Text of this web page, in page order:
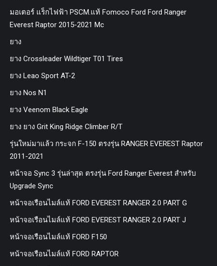
มอเตอร์ แร็กไฟฟ้า PSCM.แท้ Fomoco Ford Ford Ranger
Everest Raptor 2015-2021 Mc
ยาง
ยาง Crossleader Wildtiger T01 Tires
ยาง Leao Sport AT-2
ยาง Nos N1
ยาง Veenom Black Eagle
ยาง ยาง Grit King Ridge Climber R/T
รุ่นใหม่มาแล้ว กระจก F-150 ตรงรุ่น RANGER EVEREST Raptor
2011-2021
หน้าจอ Sync 3 รุ่นล่าสุด ตรงรุ่น Ford Ranger Everest สำหรับ
Upgrade Sync
หน้าจอเรือนไมล์แท้ FORD EVEREST RANGER 2.0 PART G
หน้าจอเรือนไมล์แท้ FORD EVEREST RANGER 2.0 PART J
หน้าจอเรือนไมล์แท้ FORD F150
หน้าจอเรือนไมล์แท้ FORD RAPTOR